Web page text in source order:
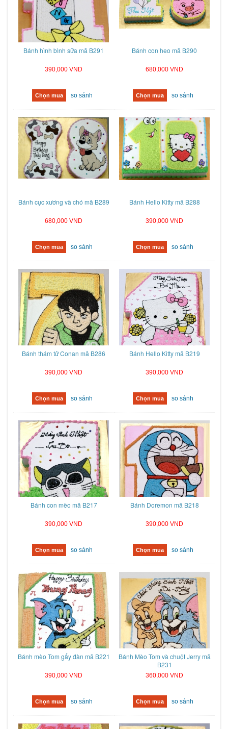
Bánh hình bình sữa mã B291
390,000 VND
Chọn mua so sánh
Bánh con heo mã B290
680,000 VND
Chọn mua so sánh
Bánh cục xương và chó mã B289
680,000 VND
Chọn mua so sánh
Bánh Hello Kitty mã B288
390,000 VND
Chọn mua so sánh
Bánh thám tử Conan mã B286
390,000 VND
Chọn mua so sánh
Bánh Hello Kitty mã B219
390,000 VND
Chọn mua so sánh
Bánh con mèo mã B217
390,000 VND
Chọn mua so sánh
Bánh Doremon mã B218
390,000 VND
Chọn mua so sánh
Bánh mèo Tom gẩy đàn mã B221
390,000 VND
Chọn mua so sánh
Bánh Mèo Tom và chuột Jerry mã
B231
360,000 VND
Chọn mua so sánh